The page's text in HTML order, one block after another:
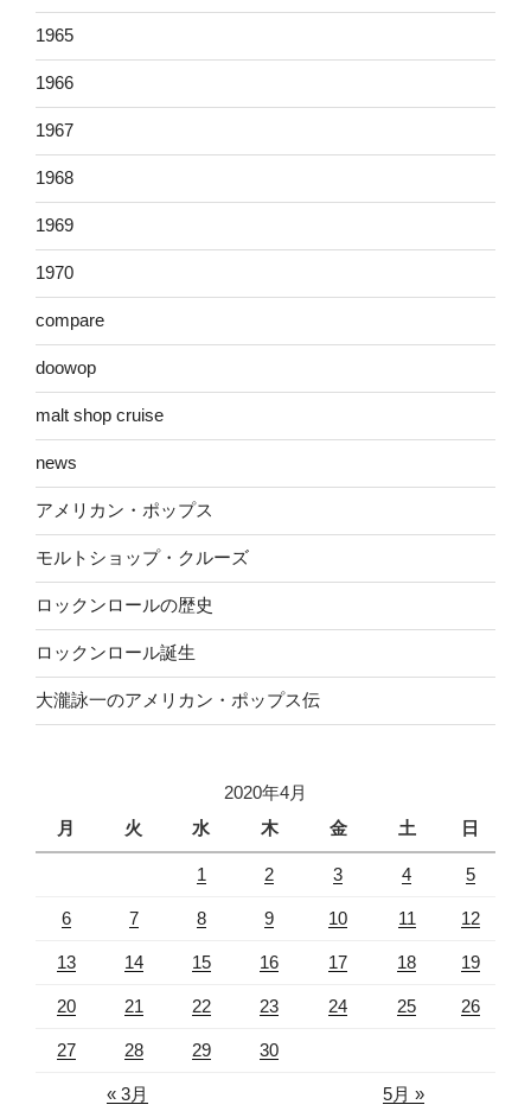
1965
1966
1967
1968
1969
1970
compare
doowop
malt shop cruise
news
アメリカン・ポップス
モルトショップ・クルーズ
ロックンロールの歴史
ロックンロール誕生
大瀧詠一のアメリカン・ポップス伝
2020年4月
月
火 水 木 金 土 日
1 2 3 4 5
6 7 8 9 10 11 12
13 14 15 16 17 18 19
20 21 22 23 24 25 26
27 28 29 30
« 3月 5月 »